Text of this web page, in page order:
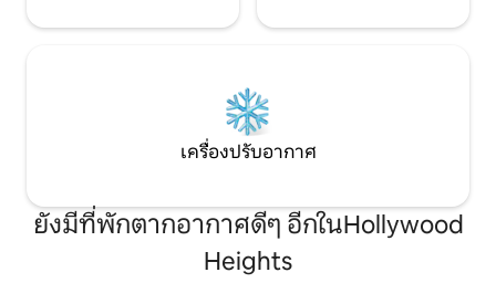
เครื่องปรับอากาศ
ยังมีที่พักตากอากาศดีๆ อีกในHollywood
Heights